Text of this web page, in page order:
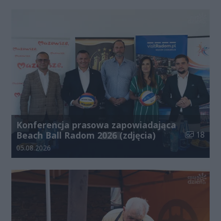
Konferencja prasowa zapowiadająca
Beach Ball Radom 2026 (zdjęcia)
Liczba
18
Data dodania galerii:
05.08.2026